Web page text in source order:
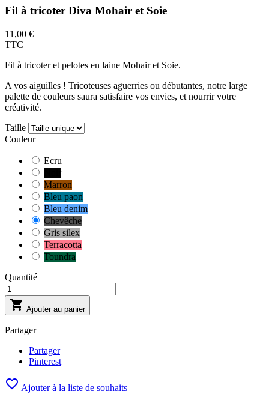
Fil à tricoter Diva Mohair et Soie
11,00 €
TTC
Fil à tricoter et pelotes en laine Mohair et Soie.
A vos aiguilles ! Tricoteuses aguerries ou débutantes, notre large
palette de couleurs saura satisfaire vos envies, et nourrir votre
créativité.
Taille
Couleur
Ecru
Marron
Bleu paon
Bleu denim
Chevêche
Gris silex
Terracotta
Toundra
Quantité
 Ajouter au panier
Partager
Partager
Pinterest
 Ajouter à la liste de souhaits